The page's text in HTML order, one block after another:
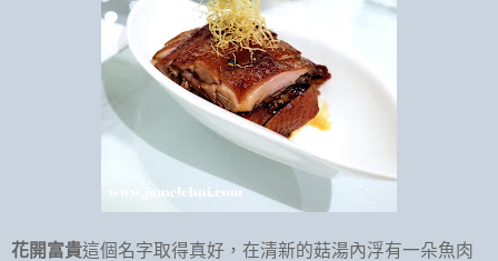
花開富貴這個名字取得真好，在清新的菇湯內浮有一朵魚肉